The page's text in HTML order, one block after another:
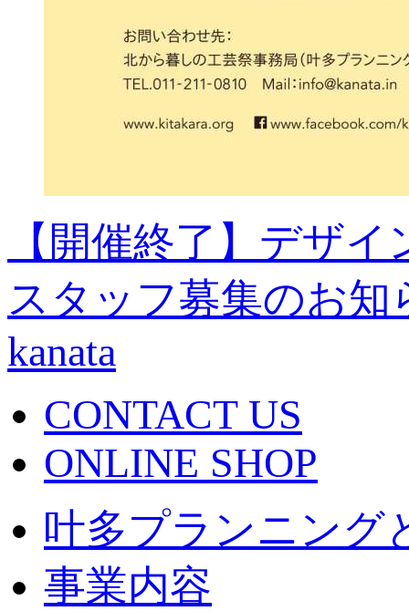
【開催終了】デザ
スタッフ募集のお知
kanata
CONTACT US
ONLINE SHOP
叶多プランニング
事業内容